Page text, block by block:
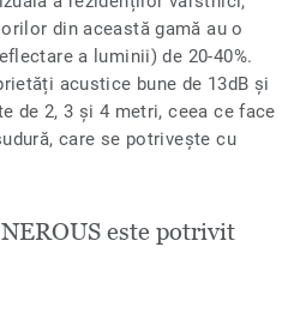
din această gamă au o
a luminii) de 20-40%.
acustice bune de 13dB și
de 2, 3 și 4 metri, ceea ce face
care se potrivește cu
este potrivit